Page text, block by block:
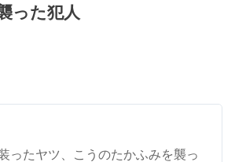
った犯人
ったヤツ、こうのたかふみを襲っ